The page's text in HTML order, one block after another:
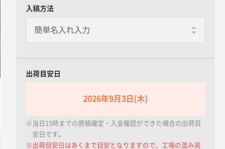
入稿方法
出荷目安日
2026年9月3日(木)
※当日15時までの原稿確定・入金確認ができた場合の出荷目
安日です。
※出荷目安日はあくまで目安となりますので、工場の混み具